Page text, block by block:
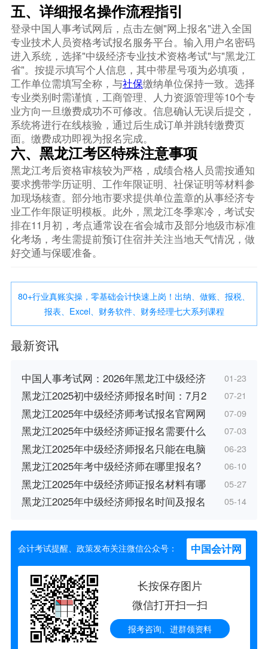
五、详细报名操作流程指引
登录中国人事考试网后，点击左侧"网上报名"进入全国
专业技术人员资格考试报名服务平台。输入用户名密码
进入系统，选择"中级经济专业技术资格考试"与"黑龙江
省"。按提示填写个人信息，其中带星号项为必填项，
工作单位需填写全称，与社保缴纳单位保持一致。选择
专业类别时需谨慎，工商管理、人力资源管理等10个专
业方向一旦缴费成功不可修改。信息确认无误后提交，
系统将进行在线核验，通过后生成订单并跳转缴费页
面。缴费成功即视为报名完成。
六、黑龙江考区特殊注意事项
黑龙江考后资格审核较为严格，成绩合格人员需按通知
要求携带学历证明、工作年限证明、社保证明等材料参
加现场核查。部分地市要求提供单位盖章的从事经济专
业工作年限证明模板。此外，黑龙江冬季寒冷，考试安
排在11月初，考点通常设在省会城市及部分地级市标准
化考场，考生需提前预订住宿并关注当地天气情况，做
好交通与保暖准备。
80+行业真账实操，零基础会计快速上岗！出纳、做账、报税、
报表、Excel、财务软件、财务经理七大系列课程
最新资讯
中国人事考试网：2026年黑龙江中级经济 01-23
黑龙江2025初中级经济师报名时间：7月2 07-21
黑龙江2025年中级经济师考试报名官网网 07-09
黑龙江2025年中级经济师证报名需要什么 07-03
黑龙江2025年中级经济师报名只能在电脑 06-23
黑龙江2025年考中级经济师在哪里报名? 06-10
黑龙江2025年中级经济师证报名材料有哪 05-27
黑龙江2025年中级经济师报名时间及报名 05-14
会计考试提醒、政策发布关注微信公众号： 中国会计网
长按保存图片
微信打开扫一扫
报考咨询、进群领资料